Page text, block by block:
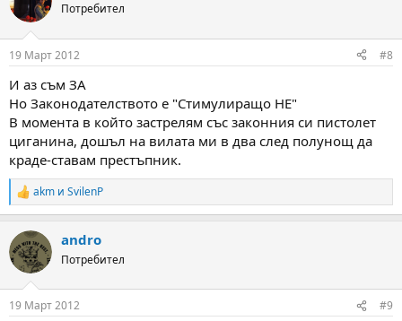
Потребител
19 Март 2012 #8
И аз съм ЗА
Но Законодателството е "Стимулиращо НЕ"
В момента в който застрелям със законния си пистолет
циганина, дошъл на вилата ми в два след полунощ да
краде-ставам престъпник.
R
e
c
t
i
n
s
akm и SvilenP
andro
Потребител
19 Март 2012 #9